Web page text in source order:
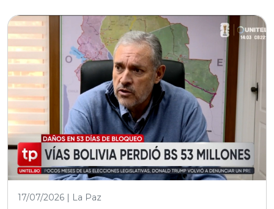
17/07/2026 | La Paz